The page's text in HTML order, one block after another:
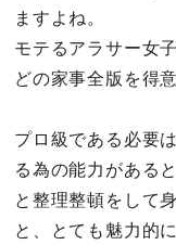
ますよね。
モテるアラサー女
どの家事全版を得
プロ級である必要
る為の能力がある
と整理整頓をして
と、とても魅力的